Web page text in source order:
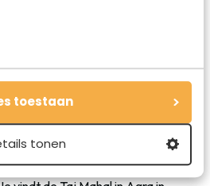
toestaan
tonen
India
van de beroemdste gebouwen
kraambed en verdiende een
De Shah zelf werd overigens na